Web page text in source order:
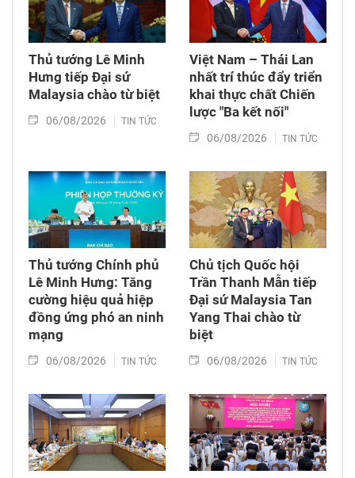
Thủ tướng Lê Minh
Hưng tiếp Đại sứ
Malaysia chào từ biệt
06/08/2026 TIN TỨC
Việt Nam – Thái Lan
nhất trí thúc đẩy triển
khai thực chất Chiến
lược "Ba kết nối"
06/08/2026 TIN TỨC
Thủ tướng Chính phủ
Lê Minh Hưng: Tăng
cường hiệu quả hiệp
đồng ứng phó an ninh
mạng
06/08/2026 TIN TỨC
Chủ tịch Quốc hội
Trần Thanh Mẫn tiếp
Đại sứ Malaysia Tan
Yang Thai chào từ
biệt
06/08/2026 TIN TỨC